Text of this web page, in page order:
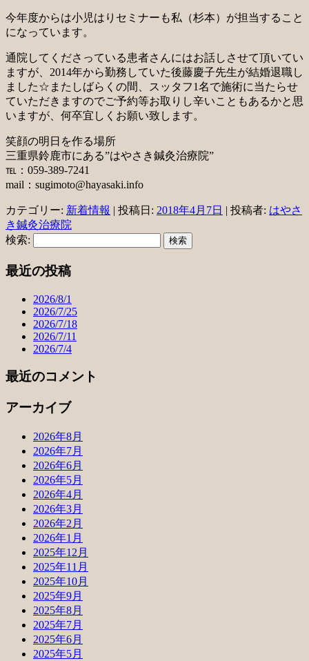
今年度からは小児はりセミナーも私（杉本）が担当すること
になっています。
通院してくださっている患者さんにはお話しさせて頂いてい
ますが、2014年から勤務していた後藤慶子先生が結婚退職し
ました☆またしばらくの間、スッタフ1名で施術に当たらせ
ていただきますのでご予約等お取りし辛いこともあるかと思
いますが、何卒宜しくお願い致します。
笑顔の明日を作る場所
三重県鈴鹿市にある”はやさき鍼灸治療院”
℡：059-389-7241
mail：sugimoto@hayasaki.info
カテゴリー: 新着情報 | 投稿日: 2018年4月7日 | 投稿者: はやさ
き鍼灸治療院
検索:
最近の投稿
2026/8/1
2026/7/25
2026/7/18
2026/7/11
2026/7/4
最近のコメント
アーカイブ
2026年8月
2026年7月
2026年6月
2026年5月
2026年4月
2026年3月
2026年2月
2026年1月
2025年12月
2025年11月
2025年10月
2025年9月
2025年8月
2025年7月
2025年6月
2025年5月